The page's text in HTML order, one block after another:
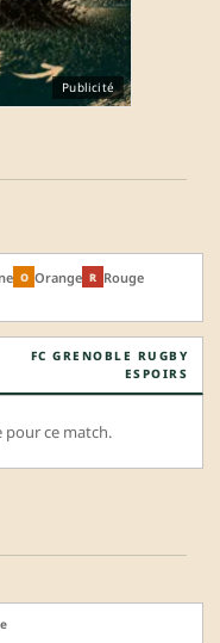
Publicité
O Orange R Rouge
FC GRENOBLE RUGBY
ESPOIRS
ce match.